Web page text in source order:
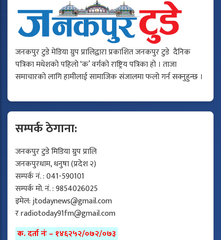
जनकपुर टुडे मेडिया ग्रुप प्रालिद्वारा प्रकाशित जनकपुर टुडे दैनिक
पत्रिका मधेशको पहिलो ‘क’ वर्गको राष्ट्रिय पत्रिका हो । ताजा
समाचारको लागि हामीलाई सामाजिक संजालमा फलो गर्न सक्नुहुन्छ ।
सम्पर्क ठेगाना:
जनकपुर टुडे मिडिया ग्रुप प्रालि
जनकपुरधाम, धनुषा (प्रदेश २)
सम्पर्क नं. : 041-590101
सम्पर्क मो. नं. : 9854026025
इमेल:jtodaynews@gmail.com
रradiotoday91fm@gmail.com
क. दर्ता नंः – १४६२५२/०७२/०७३